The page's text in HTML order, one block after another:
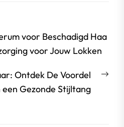
voor Beschadigd Haa
voor Jouw Lokken
Ontdek De Voordel
een Gezonde Stijltang